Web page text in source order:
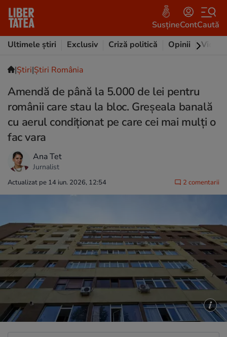
SusțineContCaută
Ultimele știri
Exclusiv Criză politică Opinii Video
|Ştiri|Știri România
Amendă de până la 5.000 de lei pentru
românii care stau la bloc. Greșeala banală
cu aerul condiționat pe care cei mai mulți o
fac vara
Ana Tet
Jurnalist
Actualizat pe 14 iun. 2026, 12:54 2 comentarii